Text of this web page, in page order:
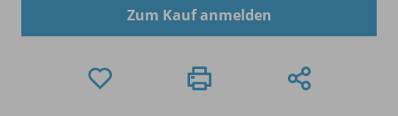
Zum Kauf anmelden